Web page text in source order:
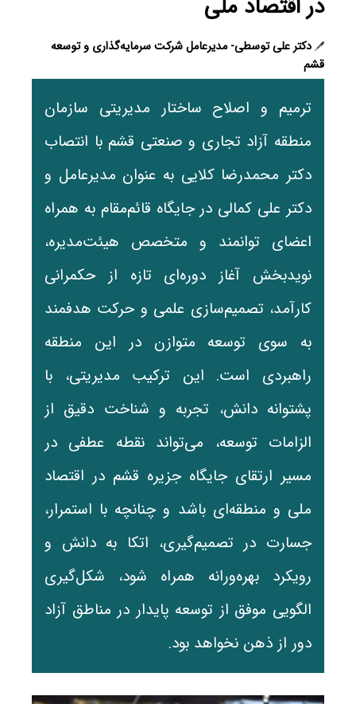
در اقتصاد ملی
دکتر علی توسطی- مدیرعامل شرکت سرمایه‌گذاری و توسعه
قشم
ترمیم و اصلاح ساختار مدیریتی سازمان
منطقه آزاد تجاری و صنعتی قشم با انتصاب
دکتر محمدرضا کلایی به عنوان مدیرعامل و
دکتر علی کمالی در جایگاه قائم‌مقام به همراه
اعضای توانمند و متخصص هیئت‌مدیره،
نویدبخش آغاز دوره‌ای تازه از حکمرانی
کارآمد، تصمیم‌سازی علمی و حرکت هدفمند
به سوی توسعه متوازن در این منطقه
راهبردی است. این ترکیب مدیریتی، با
پشتوانه دانش، تجربه و شناخت دقیق از
الزامات توسعه، می‌تواند نقطه عطفی در
مسیر ارتقای جایگاه جزیره قشم در اقتصاد
ملی و منطقه‌ای باشد و چنانچه با استمرار،
جسارت در تصمیم‌گیری، اتکا به دانش و
رویکرد بهره‌ورانه همراه شود، شکل‌گیری
الگویی موفق از توسعه پایدار در مناطق آزاد
دور از ذهن نخواهد بود.